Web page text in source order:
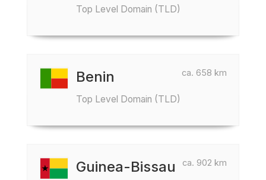
Top Level Domain (TLD)
ca. 658 km
Benin
Top Level Domain (TLD)
ca. 902 km
Guinea-Bissau